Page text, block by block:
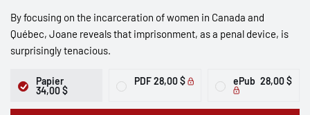
By focusing on the incarceration of women in Canada and
Québec, Joane reveals that imprisonment, as a penal device, is
surprisingly tenacious.
Papier
34,00 $
PDF28,00 $ ePub 28,00 $